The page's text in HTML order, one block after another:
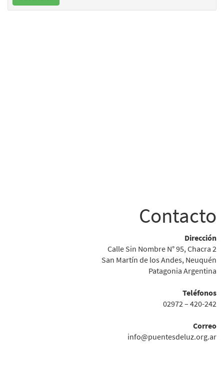
Contacto
Dirección
Calle Sin Nombre N° 95, Chacra 2
San Martín de los Andes, Neuquén
Patagonia Argentina
Teléfonos
02972 – 420-242
Correo
info@puentesdeluz.org.ar